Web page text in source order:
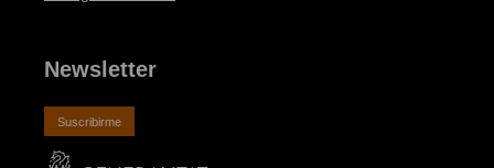
Newsletter
Suscribirme